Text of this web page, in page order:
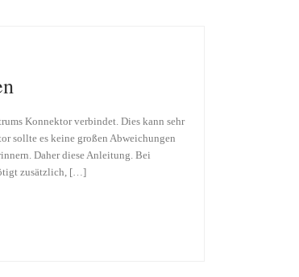
Konnektor verbindet. Dies kann sehr
sollte es keine großen Abweichungen
Daher diese Anleitung. Bei
zusätzlich, […]